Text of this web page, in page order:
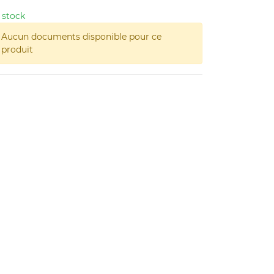
stock
Aucun documents disponible pour ce
produit